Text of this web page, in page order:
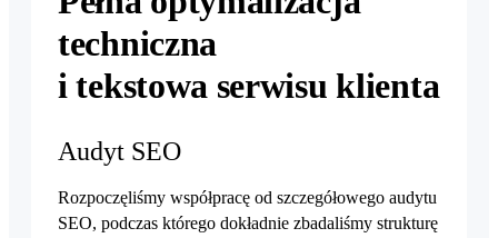
techniczna
i tekstowa serwisu klienta
Audyt SEO
Rozpoczęliśmy współpracę od szczegółowego audytu
SEO, podczas którego dokładnie zbadaliśmy strukturę